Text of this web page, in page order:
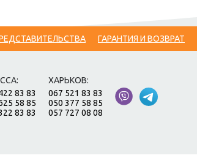
ГАРАНТИЯ И ВОЗВРАТ
83 83
58 85
83 83
ХАРЬКОВ:
067 521 83 83
050 377 58 85
057 727 08 08